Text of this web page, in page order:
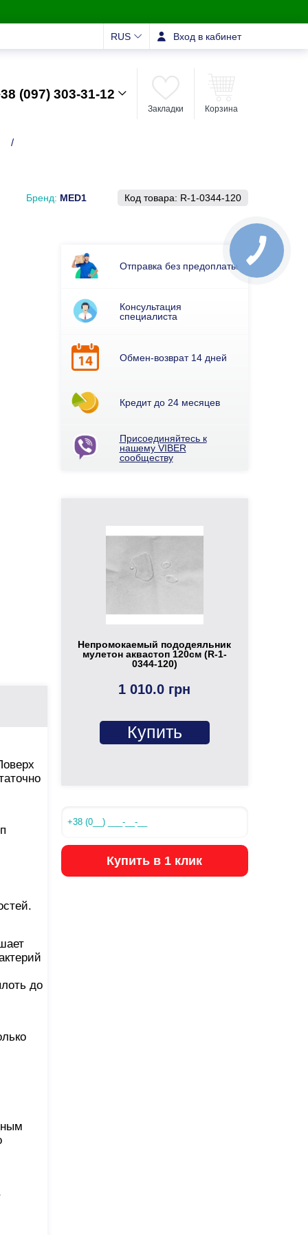
RUS Вход в кабинет
(097) 303-31-12
Закладки Корзина
/
Бренд: MED1 Код товара: R-1-0344-120
до
Отправка без предоплаты
Консультация
специалиста
Обмен-возврат 14 дней
Кредит до 24 месяцев
Присоединяйтесь к
нашему VIBER
сообществу
Непромокаемый пододеяльник
мулетон аквастоп 120см (R-1-
0344-120)
1 010.0 грн
Купить
Купить в 1 клик